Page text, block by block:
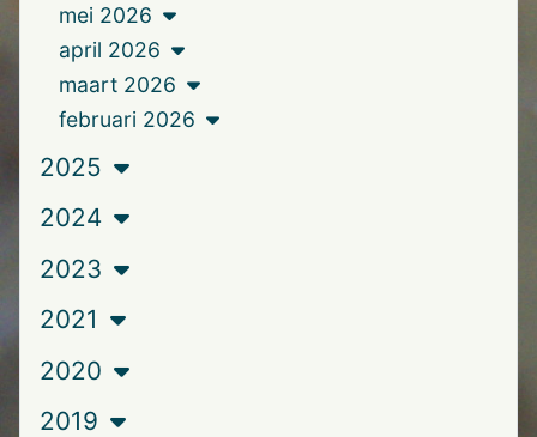
mei 2026
april 2026
maart 2026
februari 2026
2025
2024
2023
2021
2020
2019